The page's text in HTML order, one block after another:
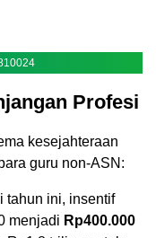
Profesi
kesejahteraan
guru non-ASN:
tahun ini, insentif
menjadi Rp400.000